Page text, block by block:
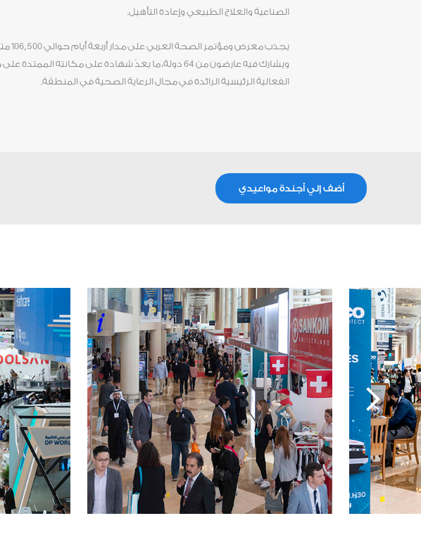
الصناعية والعلاج الطبيعي وإعادة التأهيل.
يجذب
الفعالية الرئيسية الرائدة في مجال الرعاية الصحية في المنطقة.
أضف إلي أجندة مواعيدي